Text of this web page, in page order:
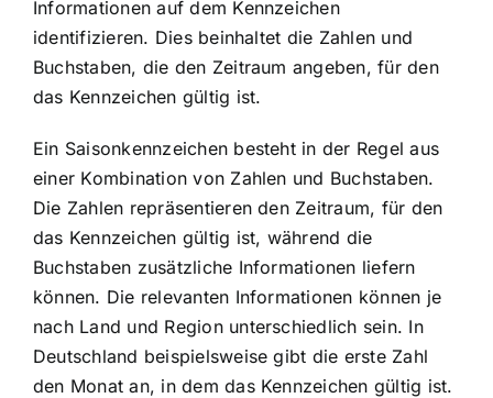
Informationen auf dem Kennzeichen
identifizieren. Dies beinhaltet die Zahlen und
Buchstaben, die den Zeitraum angeben, für den
das Kennzeichen gültig ist.
Ein Saisonkennzeichen besteht in der Regel aus
einer Kombination von Zahlen und Buchstaben.
Die Zahlen repräsentieren den Zeitraum, für den
das Kennzeichen gültig ist, während die
Buchstaben zusätzliche Informationen liefern
können. Die relevanten Informationen können je
nach Land und Region unterschiedlich sein. In
Deutschland beispielsweise gibt die erste Zahl
den Monat an, in dem das Kennzeichen gültig ist.